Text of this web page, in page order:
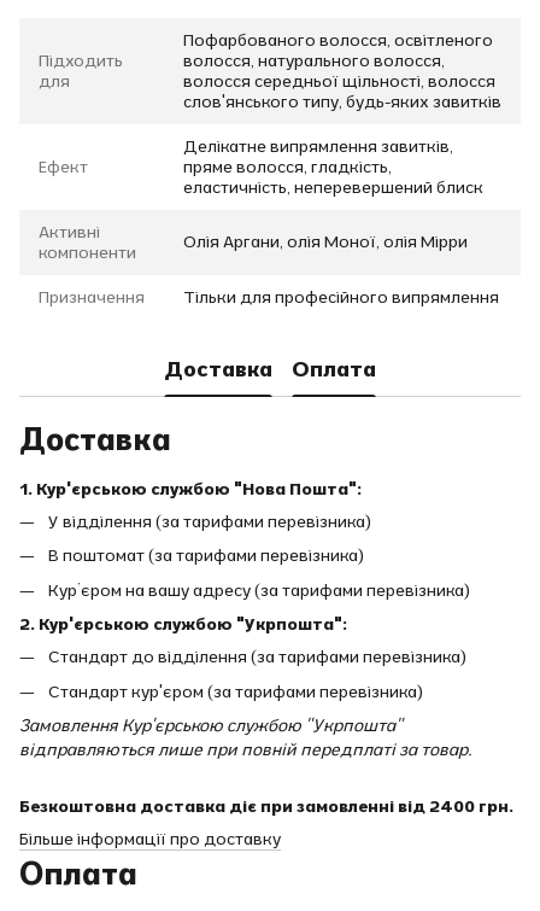
Підходить
для
Пофарбованого волосся, освітленого
волосся, натурального волосся,
волосся середньої щільності, волосся
слов'янського типу, будь-яких завитків
Ефект
Делікатне випрямлення завитків,
пряме волосся, гладкість,
еластичність, неперевершений блиск
Активні
компоненти
Олія Аргани, олія Моної, олія Мірри
Призначення Тільки для професійного випрямлення
Доставка Оплата
Доставка
1. Кур'єрською службою "Нова Пошта":
У відділення (за тарифами перевізника)
В поштомат (за тарифами перевізника)
Кур’єром на вашу адресу (за тарифами перевізника)
2. Кур'єрською службою "Укрпошта":
Стандарт до відділення (за тарифами перевізника)
Стандарт кур'єром (за тарифами перевізника)
Замовлення Кур'єрською службою "Укрпошта"
відправляються лише при повній передплаті за товар.
Безкоштовна доставка діє при замовленні від 2400 грн.
Більше інформації про доставку
Оплата